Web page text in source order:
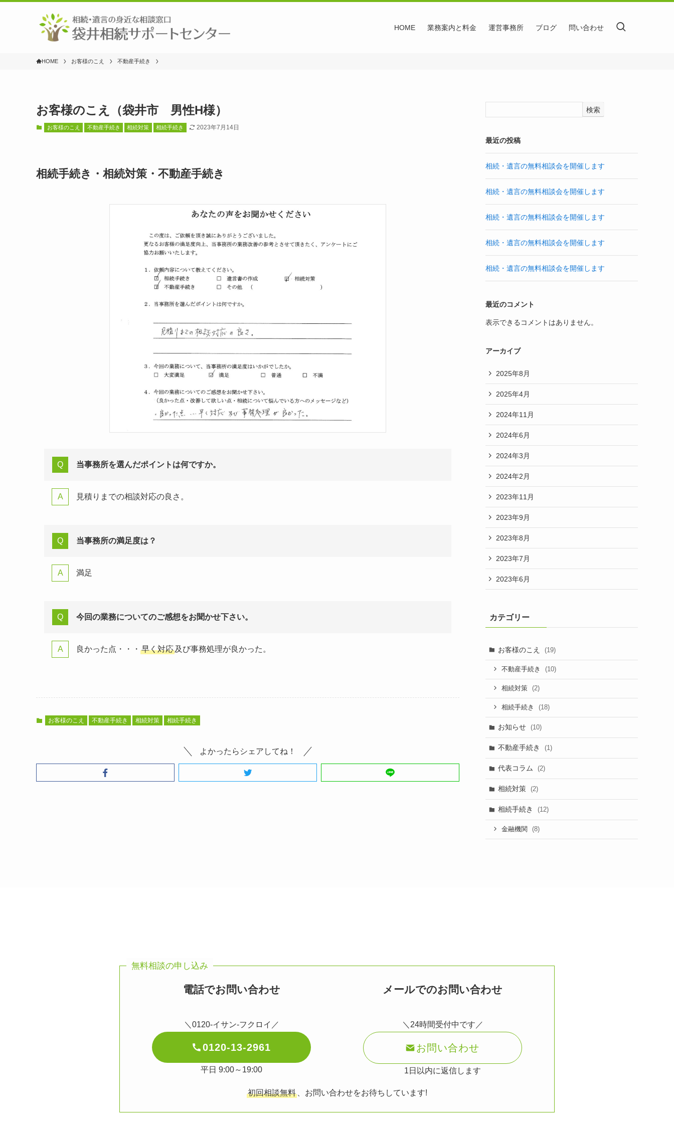
HOME 業務案内と料金 運営事務所 ブログ 問い合わせ
HOME お客様のこえ 不動産手続き
お客様のこえ（袋井市 男性H様）
お客様のこえ 不動産手続き 相続対策 相続手続き 2023年7月14日
相続手続き・相続対策・不動産手続き
当事務所を選んだポイントは何ですか。
見積りまでの相談対応の良さ。
当事務所の満足度は？
満足
今回の業務についてのご感想をお聞かせ下さい。
良かった点・・・ 早く対応 及び事務処理が良かった。
お客様のこえ 不動産手続き 相続対策 相続手続き
よかったらシェアしてね！
検索
最近の投稿
相続・遺言の無料相談会を開催します
相続・遺言の無料相談会を開催します
相続・遺言の無料相談会を開催します
相続・遺言の無料相談会を開催します
相続・遺言の無料相談会を開催します
最近のコメント
表示できるコメントはありません。
アーカイブ
2025年8月
2025年4月
2024年11月
2024年6月
2024年3月
2024年2月
2023年11月
2023年9月
2023年8月
2023年7月
2023年6月
カテゴリー
お客様のこえ (19)
不動産手続き (10)
相続対策 (2)
相続手続き (18)
お知らせ (10)
不動産手続き (1)
代表コラム (2)
相続対策 (2)
相続手続き (12)
金融機関 (8)
無料相談の申し込み
電話でお問い合わせ
＼0120-イサン-フクロイ／
0120-13-2961
平日 9:00～19:00
メールでのお問い合わせ
＼24時間受付中です／
お問い合わせ
1日以内に返信します
初回相談無料 、お問い合わせをお待ちしています!